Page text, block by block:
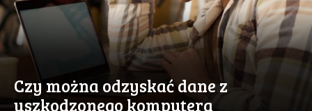
Czy można odzyskać dane z
uszkodzonego komputera